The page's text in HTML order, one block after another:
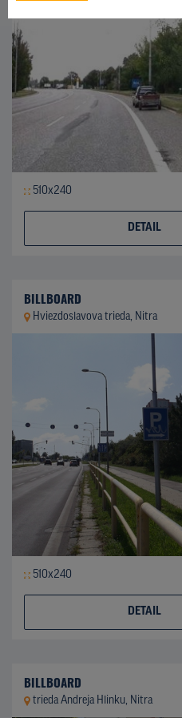
510x240
DETAIL
BILLBOARD
Hviezdoslavova trieda, Nitra
510x240
DETAIL
BILLBOARD
trieda Andreja Hlinku, Nitra